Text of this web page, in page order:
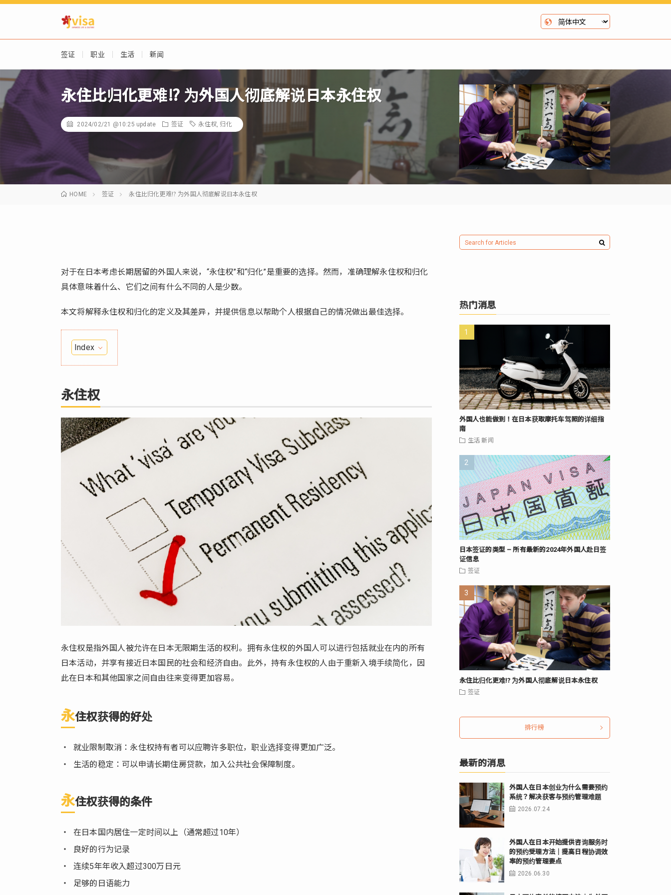
签证 职业 生活 新闻
永住比归化更难⁉ 为外国人彻底解说日本永住权
2024/02/21 @10:25 update 签证 永住权, 归化
HOME 签证 永住比归化更难⁉ 为外国人彻底解说日本永住权
对于在日本考虑长期居留的外国人来说，“永住权”和“归化”是重要的选择。然而，准确理解永住权和归化
具体意味着什么、它们之间有什么不同的人是少数。
本文将解释永住权和归化的定义及其差异，并提供信息以帮助个人根据自己的情况做出最佳选择。
Index
1.
住
权
1.1.
永住
1.2.
永住
归
2.1.
2.2.
归化
的条
件
永
住
与
归
区
别
获
得
永
住
权
永住权
永住权是指外国人被允许在日本无限期生活的权利。拥有永住权的外国人可以进行包括就业在内的所有
日本活动，并享有接近日本国民的社会和经济自由。此外，持有永住权的人由于重新入境手续简化，因
此在日本和其他国家之间自由往来变得更加容易。
永住权获得的好处
就业限制取消：永住权持有者可以应聘许多职位，职业选择变得更加广泛。
生活的稳定：可以申请长期住房贷款，加入公共社会保障制度。
永住权获得的条件
在日本国内居住一定时间以上（通常超过10年）
良好的行为记录
连续5年年收入超过300万日元
足够的日语能力
热门消息
外国人也能做到！在日本获取摩托车驾照的详细指
南
生活 新闻
日本签证的类型 – 所有最新的2024年外国人赴日签
证信息
签证
永住比归化更难⁉ 为外国人彻底解说日本永住权
签证
排行榜
最新的消息
外国人在日本创业为什么需要预约
系统？解决获客与预约管理难题
2026.07.24
外国人在日本开始提供咨询服务时
的预约受理方法｜提高日程协调效
率的预约管理要点
2026.06.30